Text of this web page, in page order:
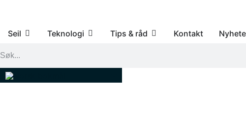
Seil Teknologi Tips & råd Kontakt